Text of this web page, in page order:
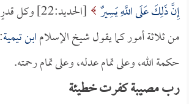
إِنَّ ذَلِكَ عَلَى اللَّهِ يَسِيرٌ
[الحديد:22]
من ثلاثة أمور كما يقول شيخ الإسلامابن تيمية
حكمة الله، وعلى تمام عدله، وعلى تمام رحمته.
رب مصيبة كفرت خطيئة